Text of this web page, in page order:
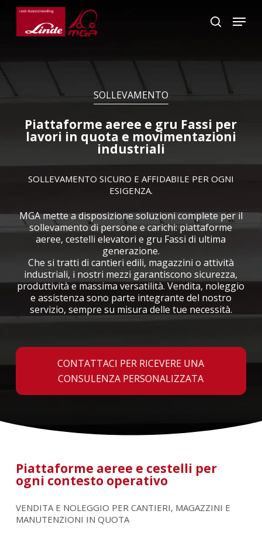
Skip
content
search
Menu
SOLLEVAMENTO
Piattaforme aeree e gru Fassi per
lavori in quota e movimentazioni
industriali
SOLLEVAMENTO SICURO E AFFIDABILE PER OGNI
ESIGENZA.
MGA mette a disposizione soluzioni complete per il
sollevamento di persone e carichi: piattaforme
aeree, cestelli elevatori e gru Fassi di ultima
generazione.
Che si tratti di cantieri edili, magazzini o attività
industriali, i nostri mezzi garantiscono sicurezza,
produttività e massima versatilità. Vendita, noleggio
e assistenza sono parte integrante del nostro
servizio, sempre su misura delle tue necessità.
CONTATTACI PER RICEVERE UNA
CONSULENZA PERSONALIZZATA
Piattaforme aeree e cestelli per
ogni contesto operativo
VENDITA E NOLEGGIO PER CANTIERI, MAGAZZINI E
MANUTENZIONI IN QUOTA